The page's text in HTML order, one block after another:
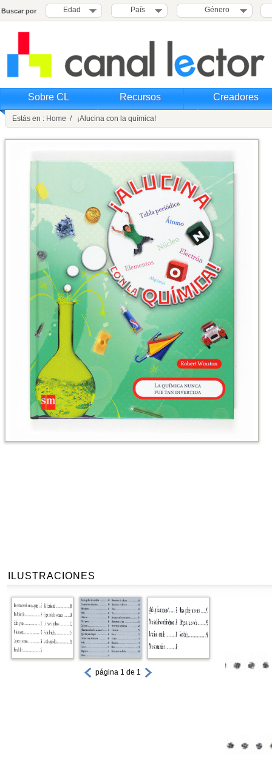
Buscar por Edad País Género
Sobre CL Recursos Creadores
Estás en : Home / ¡Alucina con la química!
ILUSTRACIONES
página 1 de 1